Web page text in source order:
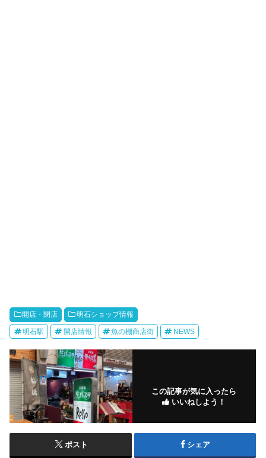
開店・閉店 明石ショップ情報
明石駅 開店情報 魚の棚商店街 NEWS
この記事が気に入ったら
いいねしよう！
ポスト シェア